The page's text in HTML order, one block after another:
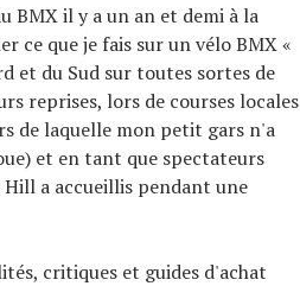
BMX il y a un an et demi à la
ce que je fais sur un vélo BMX «
et du Sud sur toutes sortes de
reprises, lors de courses locales
de laquelle mon petit gars n'a
et en tant que spectateurs
Hill a accueillis pendant une
critiques et guides d'achat